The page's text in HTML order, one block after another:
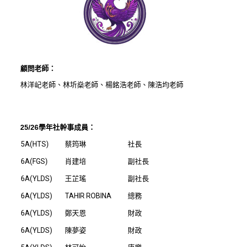
顧問老師：
林洋屺老師、林圻燊老師、楊銘浩老師、陳浩均老師
25/26學年社幹事成員：
5A(HTS) 蔡筠琳 社長
6A(FGS) 肖建培 副社長
6A(YLDS) 王芷瑤 副社長
6A(YLDS) TAHIR ROBINA 總務
6A(YLDS) 鄭天恩 財政
6A(YLDS) 陳夢姿 財政